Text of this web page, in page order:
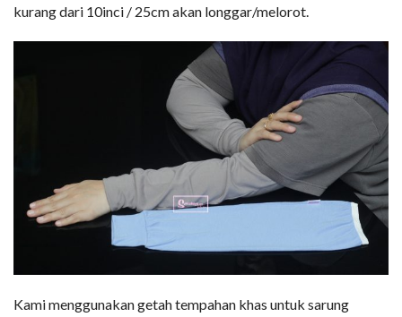
kurang dari 10inci / 25cm akan longgar/melorot.
Kami menggunakan getah tempahan khas untuk sarung